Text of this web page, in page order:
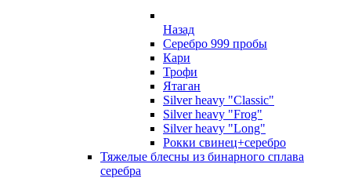
Назад
Серебро 999 пробы
Кари
Трофи
Ятаган
Silver heavy "Classic"
Silver heavy "Frog"
Silver heavy "Long"
Рокки свинец+серебро
Тяжелые блесны из бинарного сплава
серебра